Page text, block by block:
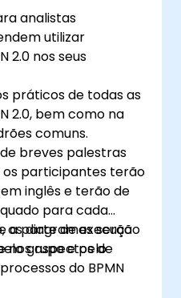
analistas
utilizar
2.0 nos seus
práticos de todas as
2.0, bem como na
comuns.
breves palestras
os participantes terão
inglês e terão de
para cada
os diagramas serão
grupo e pelo
a parte de execução
nos aspectos de
do BPMN